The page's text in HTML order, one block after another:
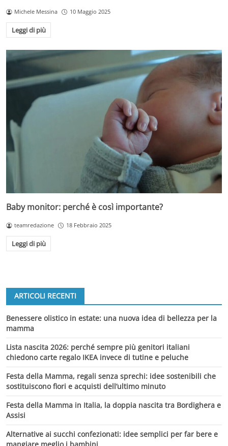
Michele Messina 10 Maggio 2025
Leggi di più
Baby monitor: perché è così importante?
teamredazione 18 Febbraio 2025
Leggi di più
ARTICOLI RECENTI
Benessere olistico in estate: una nuova idea di bellezza per la
mamma
Lista nascita 2026: perché sempre più genitori italiani
chiedono carte regalo IKEA invece di tutine e peluche
Festa della Mamma, regali senza sprechi: idee sostenibili che
sostituiscono fiori e acquisti dell’ultimo minuto
Festa della Mamma in Italia, la doppia nascita tra Bordighera e
Assisi
Alternative ai succhi confezionati: idee semplici per far bere e
mangiare meglio i bambini